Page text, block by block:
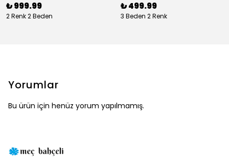
₺ 999.99
2 Renk 2 Beden
₺ 499.99
3 Beden 2 Renk
Yorumlar
Bu ürün için henüz yorum yapılmamış.